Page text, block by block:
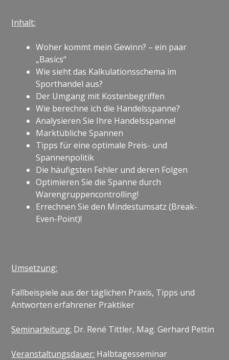
Inhalt:
Woher kommt mein Gewinn? – ein paar
„Basics“
Wie sieht das Kalkulationsschema im
Sporthandel aus?
Der Umgang mit Kostenbegriffen
Wie berechne ich die Handelsspanne?
Analysieren Sie Ihre Handelsspanne!
Marktübliche Spannen
Tipps für eine optimale Preis- und
Spannenpolitik
Die häufigsten Fehler und deren Folgen
Optimieren Sie die Spanne durch
Warengruppencontrolling!
Errechnen Sie den Mindestumsatz (Break-
Even-Point)!
Umsetzung:
Fallbeispiele aus der täglichen Praxis, Tipps und
Antworten erfahrener Praktiker
Seminarleitung: Dr. René Tittler, Mag. Gerhard Pettin
Veranstaltungsdauer: Halbtagesseminar